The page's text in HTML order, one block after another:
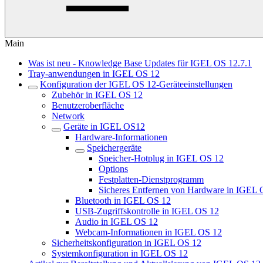
Main
Was ist neu - Knowledge Base Updates für IGEL OS 12.7.1
Tray-anwendungen in IGEL OS 12
Konfiguration der IGEL OS 12-Geräteeinstellungen
Zubehör in IGEL OS 12
Benutzeroberfläche
Network
Geräte in IGEL OS12
Hardware-Informationen
Speichergeräte
Speicher-Hotplug in IGEL OS 12
Options
Festplatten-Dienstprogramm
Sicheres Entfernen von Hardware in IGEL
Bluetooth in IGEL OS 12
USB-Zugriffskontrolle in IGEL OS 12
Audio in IGEL OS 12
Webcam-Informationen in IGEL OS 12
Sicherheitskonfiguration in IGEL OS 12
Systemkonfiguration in IGEL OS 12